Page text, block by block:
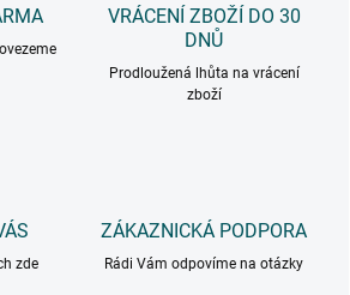
VRÁCENÍ ZBOŽÍ DO 30
DNŮ
Prodloužená lhůta na vrácení
zboží
zde
ZÁKAZNICKÁ PODPORA
Rádi Vám odpovíme na otázky